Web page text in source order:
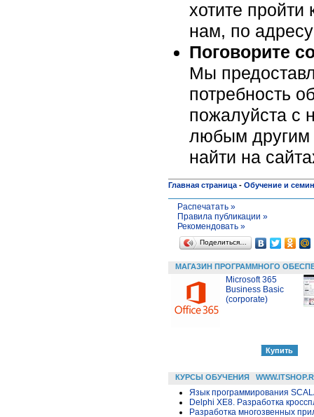
хотите
нам, по
Поговорите
Мы
потребность
пожалуйста c
любым другим
найти на
Главная страница - Обучение и
Распечатать »
Правила публикации »
Рекомендовать »
Поделиться…
МАГАЗИН ПРОГРАММНОГО
Microsoft 365
Business Basic
(corporate)
КУРСЫ ОБУЧЕНИЯ
Язык программирования
Delphi XE8. Разработка
Разработка многозвенных